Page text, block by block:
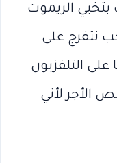
بتخبي الريموت
عشان إحنا الـ 3 بنحب نتفرج على
التلفزيون
الأجر لأني